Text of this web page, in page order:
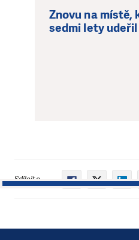
Znovu na místě,
sedmi lety
1
Sdílejte